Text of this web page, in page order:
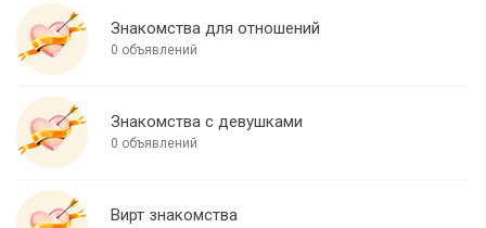
Знакомства для отношений
0 объявлений
Знакомства с девушками
0 объявлений
Вирт знакомства